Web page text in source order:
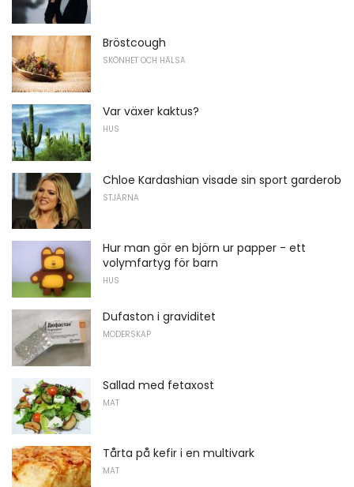
Bröstcough
SKÖNHET OCH HÄLSA
Var växer kaktus?
HUS
Chloe Kardashian visade sin sport garderob
STJÄRNA
Hur man gör en björn ur papper - ett
volymfartyg för barn
HUS
Dufaston i graviditet
MODERSKAP
Sallad med fetaxost
MAT
Tårta på kefir i en multivark
MAT